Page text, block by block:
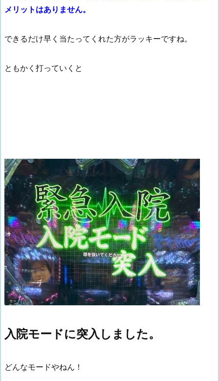
メリットはありません。
できるだけ早く当たってくれた方がラッキーですね。
ともかく打っていくと
入院モードに突入しました。
どんなモードやねん！